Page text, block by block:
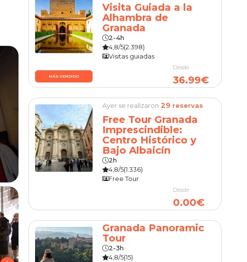
MÁS VENDIDO
Visita Guiada a la
Alhambra de
Granada
2-4h
4,8/5(2.398)
Visitas guiadas
Desde
36.99€
Ayer se realizaron 29 reservas
Free Tour Granada
Imprescindible:
Centro Histórico y
Bajo Albaicín
2h
4,8/5(1.336)
Free Tour
Desde
0.00€
Granada Panoramic
Tour
2-3h
4,8/5(15)